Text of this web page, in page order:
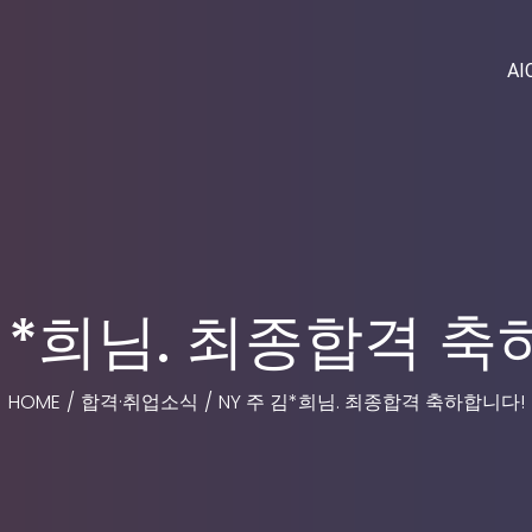
희님. 최종합격 축
HOME / 합격·취업소식 / NY 주 김*희님. 최종합격 축하합니다!